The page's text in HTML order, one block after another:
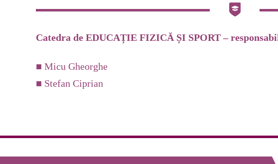
Catedra de EDUCAȚIE FIZICĂ ȘI SPORT –
■ Micu Gheorghe
■ Stefan Ciprian